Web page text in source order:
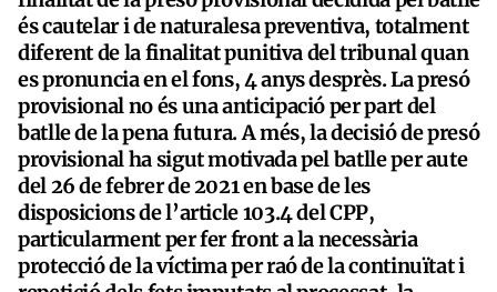
és cautelar i de naturalesa preventiva, totalment
diferent de la finalitat punitiva del tribunal quan
es pronuncia en el fons, 4 anys desprès. La presó
provisional no és una anticipació per part del
batlle de la pena futura. A més, la decisió de presó
provisional ha sigut motivada pel batlle per aute
del 26 de febrer de 2021 en base de les
disposicions de l’article 103.4 del CPP,
particularment per fer front a la necessària
protecció de la víctima per raó de la continuïtat i